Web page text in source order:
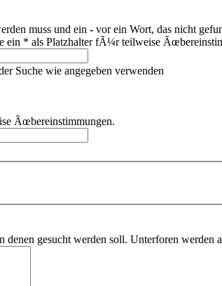
muss und ein - vor ein Wort, das nicht
ein * als Platzhalter fÃ¼r teilweise
Suche wie angegeben verwenden
Ãœbereinstimmungen.
denen gesucht werden soll. Unterforen